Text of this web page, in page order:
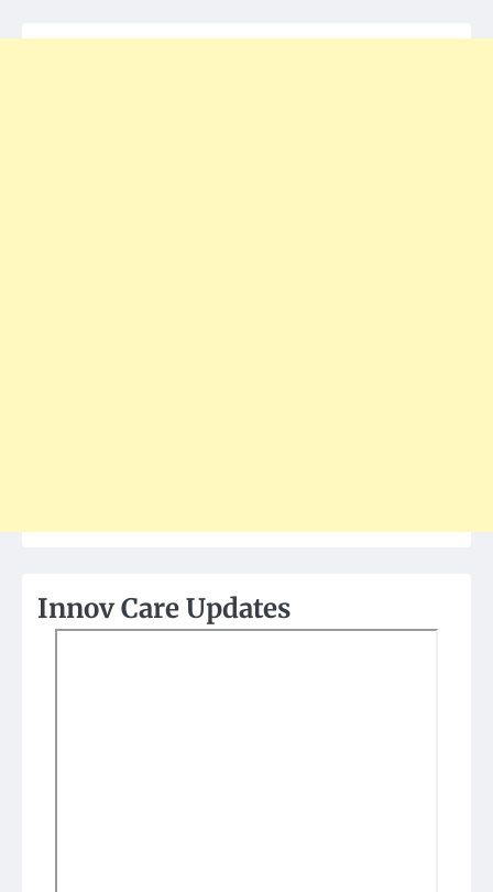
Innov Care Updates